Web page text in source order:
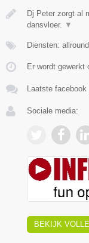
Dj Peter zorgt al
dansvloer. ▼
Diensten:
Er wordt gewerkt
Laatste facebook
Sociale media:
BEKIJK